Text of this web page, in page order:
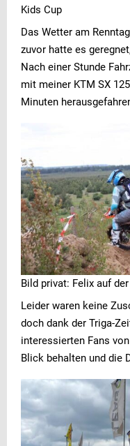
Kids Cup
Das Wetter am
zuvor hatte es
Nach einer Stunde
mit meiner KTM SX
Minuten
Bild privat: Felix auf
Leider waren keine
doch dank der Triga-
interessierten Fans
Blick behalten und die